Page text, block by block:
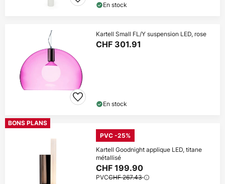
En stock
Kartell Small FL/Y suspension LED, rose
CHF 301.91
En stock
BONS PLANS
PVC -25%
Kartell Goodnight applique LED, titane
métallisé
CHF 199.90
PVCCHF 267.43